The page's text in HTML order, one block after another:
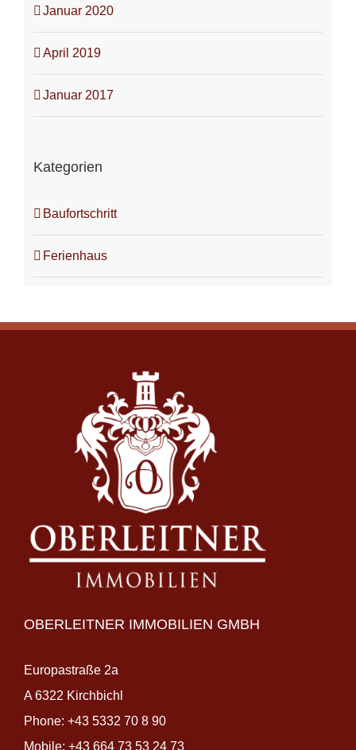
Januar 2020
April 2019
Januar 2017
Kategorien
Baufortschritt
Ferienhaus
OBERLEITNER IMMOBILIEN GMBH
Europastraße 2a
A 6322 Kirchbichl
Phone: +43 5332 70 8 90
Mobile: +43 664 73 53 24 73